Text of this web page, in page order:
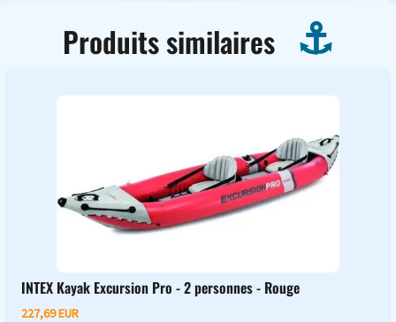
Produits similaires
INTEX Kayak Excursion Pro - 2 personnes - Rouge
227,69 EUR